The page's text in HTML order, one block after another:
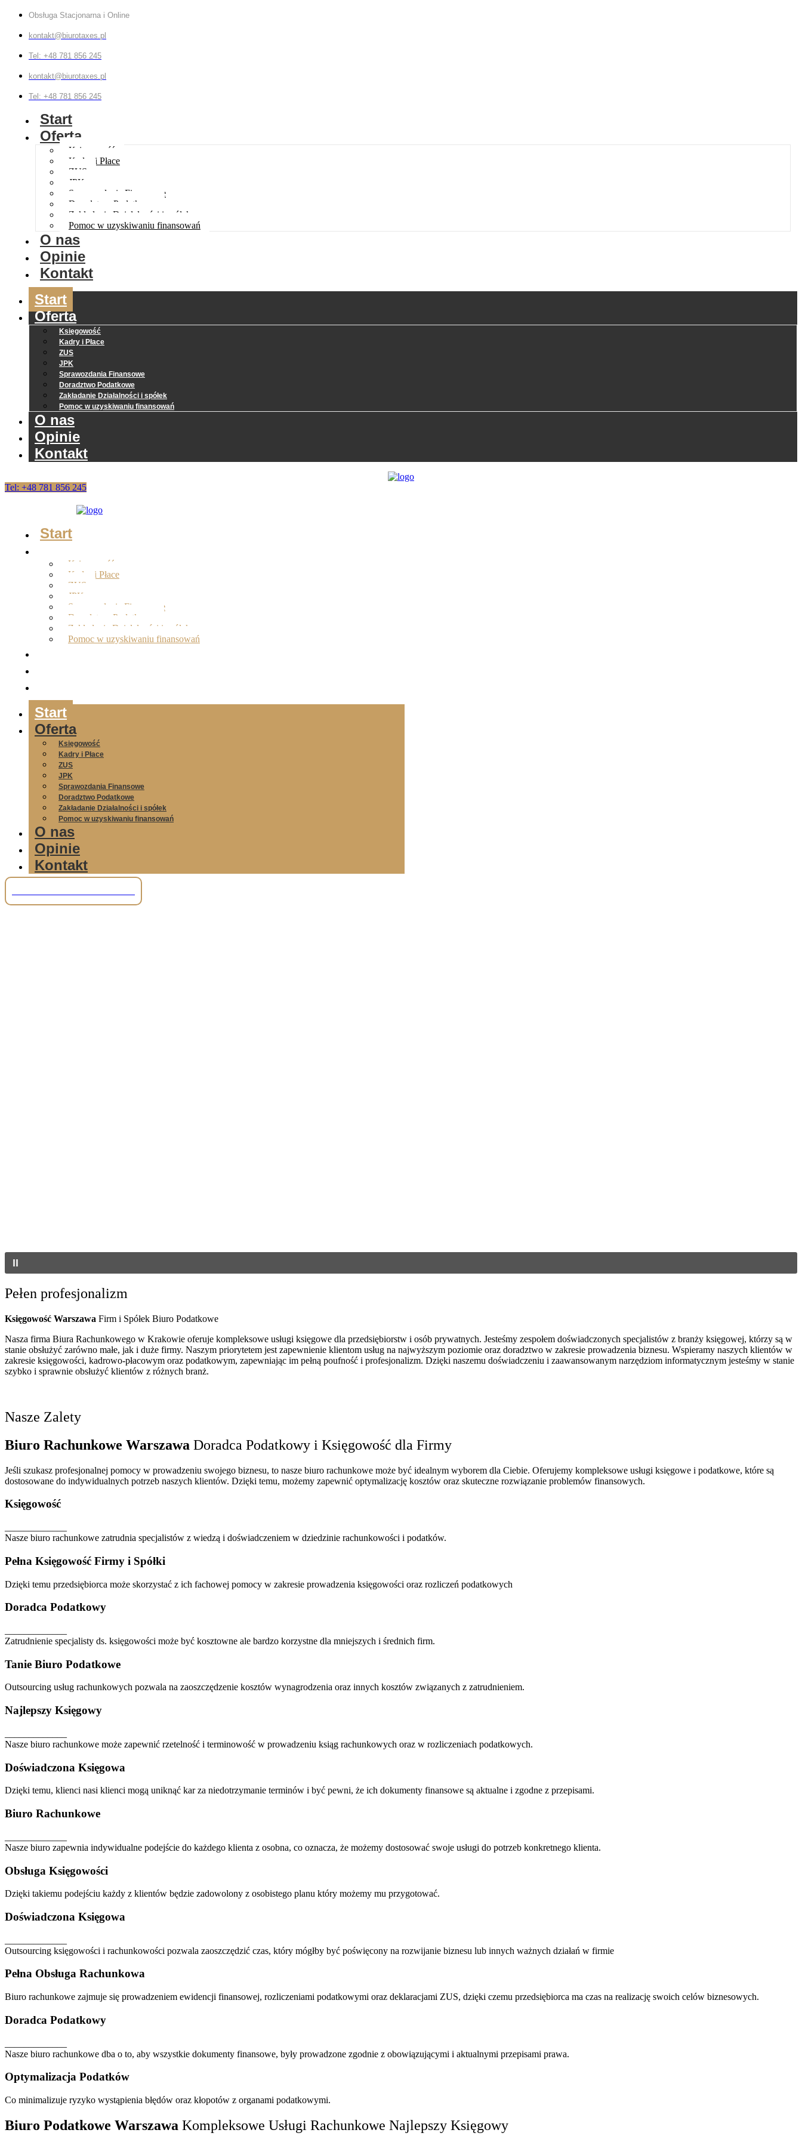
Obsługa Stacjonarna i Online
kontakt@biurotaxes.pl
Tel: +48 781 856 245
kontakt@biurotaxes.pl
Tel: +48 781 856 245
Start
Oferta
Księgowość
Kadry i Płace
ZUS
JPK
Sprawozdania Finansowe
Doradztwo Podatkowe
Zakładanie Działalności i spółek
Pomoc w uzyskiwaniu finansowań
O nas
Opinie
Kontakt
Start
Oferta
Księgowość
Kadry i Płace
ZUS
JPK
Sprawozdania Finansowe
Doradztwo Podatkowe
Zakładanie Działalności i spółek
Pomoc w uzyskiwaniu finansowań
O nas
Opinie
Kontakt
Tel: +48 781 856 245
Start
Księgowość
Kadry i Płace
ZUS
JPK
Sprawozdania Finansowe
Doradztwo Podatkowe
Zakładanie Działalności i spółek
Pomoc w uzyskiwaniu finansowań
Start
Oferta
Księgowość
Kadry i Płace
ZUS
JPK
Sprawozdania Finansowe
Doradztwo Podatkowe
Zakładanie Działalności i spółek
Pomoc w uzyskiwaniu finansowań
O nas
Opinie
Kontakt
Pełen profesjonalizm
Księgowość Warszawa Firm i Spółek Biuro Podatkowe
Nasza firma Biura Rachunkowego w Krakowie oferuje kompleksowe usługi księgowe dla przedsiębiorstw i osób prywatnych. Jesteśmy zespołem doświadczonych specjalistów z branży księgowej, którzy są w
stanie obsłużyć zarówno małe, jak i duże firmy. Naszym priorytetem jest zapewnienie klientom usług na najwyższym poziomie oraz doradztwo w zakresie prowadzenia biznesu. Wspieramy naszych klientów w
zakresie księgowości, kadrowo-płacowym oraz podatkowym, zapewniając im pełną poufność i profesjonalizm. Dzięki naszemu doświadczeniu i zaawansowanym narzędziom informatycznym jesteśmy w stanie
szybko i sprawnie obsłużyć klientów z różnych branż.
Nasze Zalety
Biuro Rachunkowe Warszawa Doradca Podatkowy i Księgowość dla Firmy
Jeśli szukasz profesjonalnej pomocy w prowadzeniu swojego biznesu, to nasze biuro rachunkowe może być idealnym wyborem dla Ciebie. Oferujemy kompleksowe usługi księgowe i podatkowe, które są
dostosowane do indywidualnych potrzeb naszych klientów. Dzięki temu, możemy zapewnić optymalizację kosztów oraz skuteczne rozwiązanie problemów finansowych.
Księgowość
Nasze biuro rachunkowe zatrudnia specjalistów z wiedzą i doświadczeniem w dziedzinie rachunkowości i podatków.
Pełna Księgowość Firmy i Spółki
Dzięki temu przedsiębiorca może skorzystać z ich fachowej pomocy w zakresie prowadzenia księgowości oraz rozliczeń podatkowych
Doradca Podatkowy
Zatrudnienie specjalisty ds. księgowości może być kosztowne ale bardzo korzystne dla mniejszych i średnich firm.
Tanie Biuro Podatkowe
Outsourcing usług rachunkowych pozwala na zaoszczędzenie kosztów wynagrodzenia oraz innych kosztów związanych z zatrudnieniem.
Najlepszy Księgowy
Nasze biuro rachunkowe może zapewnić rzetelność i terminowość w prowadzeniu ksiąg rachunkowych oraz w rozliczeniach podatkowych.
Doświadczona Księgowa
Dzięki temu, klienci nasi klienci mogą uniknąć kar za niedotrzymanie terminów i być pewni, że ich dokumenty finansowe są aktualne i zgodne z przepisami.
Biuro Rachunkowe
Nasze biuro zapewnia indywidualne podejście do każdego klienta z osobna, co oznacza, że ​​możemy dostosować swoje usługi do potrzeb konkretnego klienta.
Obsługa Księgowości
Dzięki takiemu podejściu każdy z klientów będzie zadowolony z osobistego planu który możemy mu przygotować.
Doświadczona Księgowa
Outsourcing księgowości i rachunkowości pozwala zaoszczędzić czas, który mógłby być poświęcony na rozwijanie biznesu lub innych ważnych działań w firmie
Pełna Obsługa Rachunkowa
Biuro rachunkowe zajmuje się prowadzeniem ewidencji finansowej, rozliczeniami podatkowymi oraz deklaracjami ZUS, dzięki czemu przedsiębiorca ma czas na realizację swoich celów biznesowych.
Doradca Podatkowy
Nasze biuro rachunkowe dba o to, aby wszystkie dokumenty finansowe, były prowadzone zgodnie z obowiązującymi i aktualnymi przepisami prawa.
Optymalizacja Podatków
Co minimalizuje ryzyko wystąpienia błędów oraz kłopotów z organami podatkowymi.
Biuro Podatkowe Warszawa Kompleksowe Usługi Rachunkowe Najlepszy Księgowy